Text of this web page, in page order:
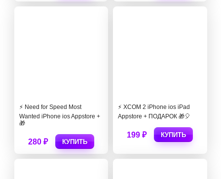
⚡️ Need for Speed Most
Wanted iPhone ios Appstore +
🎁
280 ₽ КУПИТЬ
⚡️ XCOM 2 iPhone ios iPad
Appstore + ПОДАРОК 🎁🎈
199 ₽ КУПИТЬ